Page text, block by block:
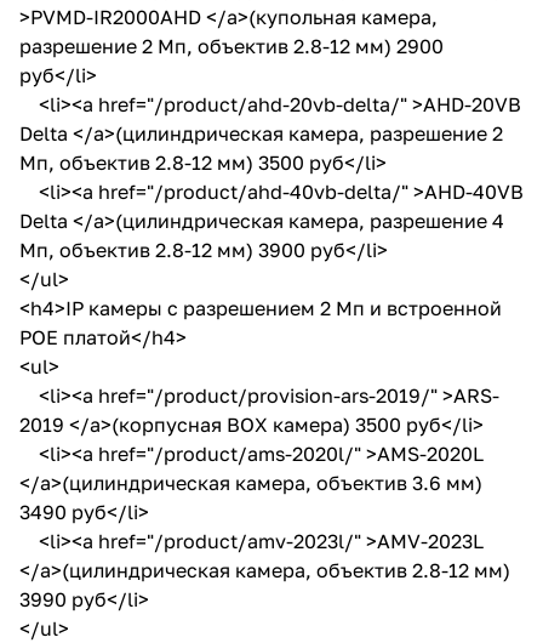
>PVMD-IR2000AHD </a>(купольная камера,
разрешение 2 Мп, объектив 2.8-12 мм) 2900
руб</li>
<li><a href="/product/ahd-20vb-delta/" >AHD-20VB
Delta </a>(цилиндрическая камера, разрешение 2
Мп, объектив 2.8-12 мм) 3500 руб</li>
<li><a href="/product/ahd-40vb-delta/" >AHD-40VB
Delta </a>(цилиндрическая камера, разрешение 4
Мп, объектив 2.8-12 мм) 3900 руб</li>
</ul>
<h4>IP камеры с разрешением 2 Мп и встроенной
POE платой</h4>
<ul>
<li><a href="/product/provision-ars-2019/" >ARS-
2019 </a>(корпусная BOX камера) 3500 руб</li>
<li><a href="/product/ams-2020l/" >AMS-2020L
</a>(цилиндрическая камера, объектив 3.6 мм)
3490 руб</li>
<li><a href="/product/amv-2023l/" >AMV-2023L
</a>(цилиндрическая камера, объектив 2.8-12 мм)
3990 руб</li>
</ul>